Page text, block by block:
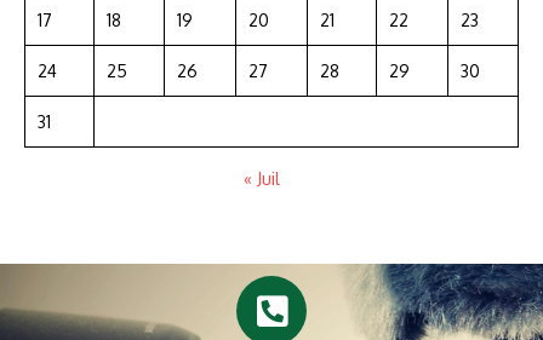
17 18 19 20 21 22 23
24 25 26 27 28 29 30
31
« Juil